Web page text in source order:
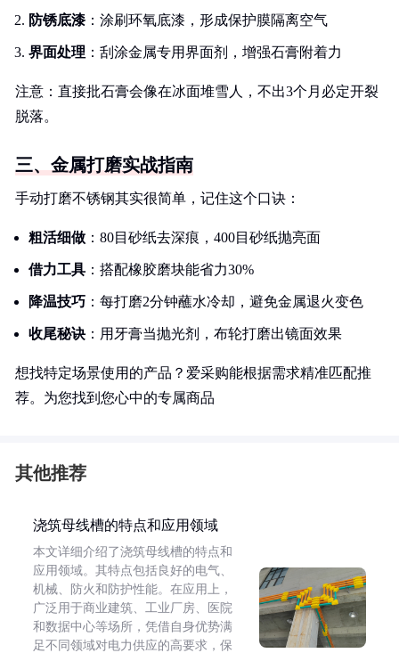
防锈底漆 ：涂刷环氧底漆，形成保护膜隔离空气
界面处理 ：刮涂金属专用界面剂，增强石膏附着力
注意：直接批石膏会像在冰面堆雪人，不出3个月必定开裂
脱落。
三、金属打磨实战指南
手动打磨不锈钢其实很简单，记住这个口诀：
粗活细做 ：80目砂纸去深痕，400目砂纸抛亮面
借力工具 ：搭配橡胶磨块能省力30%
降温技巧 ：每打磨2分钟蘸水冷却，避免金属退火变色
收尾秘诀 ：用牙膏当抛光剂，布轮打磨出镜面效果
想找特定场景使用的产品？爱采购能根据需求精准匹配推
荐。为您找到您心中的专属商品
其他推荐
浇筑母线槽的特点和应用领域
本文详细介绍了浇筑母线槽的特点和
应用领域。其特点包括良好的电气、
机械、防火和防护性能。在应用上，
广泛用于商业建筑、工业厂房、医院
和数据中心等场所，凭借自身优势满
足不同领域对电力供应的高要求，保